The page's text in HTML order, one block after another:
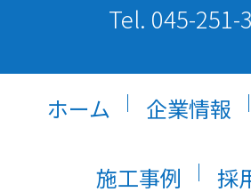
Tel. 045-251-
ホーム 企業情報
施工事例 採